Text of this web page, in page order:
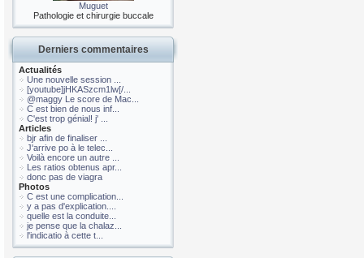
Muguet
Pathologie et chirurgie buccale
Derniers commentaires
Actualités
Une nouvelle session ...
[youtube]jHKASzcm1lw[/...
@maggy Le score de Mac...
C est bien de nous inf...
C'est trop génial! j' ...
Articles
bjr afin de finaliser ...
J'arrive po à le telec...
Voilà encore un autre ...
Les ratios obtenus apr...
donc pas de viagra
Photos
C est une complication...
y a pas d'explication....
quelle est la conduite...
je pense que la chalaz...
l'indicatio à cette t...